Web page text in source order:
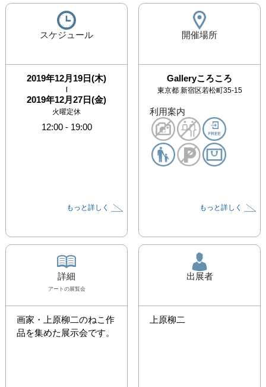
スケジュール
2019年12月19日(木)
|
2019年12月27日(金)
火曜定休
12:00- 19:00
もっと詳しく
開催場所
Galleryころころ
東京都 新宿区若松町35-15
利用案内
もっと詳しく
詳細
アート の展覧会
画家・上原柳二のねこ作
品を集めた展示会です。
出展者
上原柳二